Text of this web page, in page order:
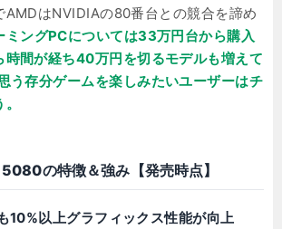
AMDはNVIDIAの80番台との競合を諦め
ミングPCについては33万円台から購入
時間が経ち40万円を切るモデルも増えて
う存分ゲームを楽しみたいユーザーはチ
の特徴＆強み【発売時点】
10%以上グラフィックス性能が向上